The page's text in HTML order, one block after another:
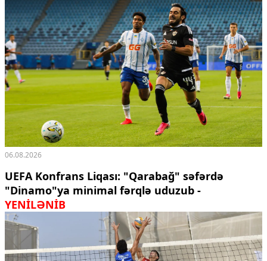
Ekologiya
Zəfər - 5
Gənclər və İdman
Media və QHT
Hadisə
Sağlamlıq
Sosium
Mənəvi dəyərlər
Texnologiya
Mətbuat-150
Əlaqə
Missiyamız
06.08.2026
UEFA Konfrans Liqası: "Qarabağ" səfərdə
"Dinamo"ya minimal fərqlə uduzub -
YENİLƏNİB